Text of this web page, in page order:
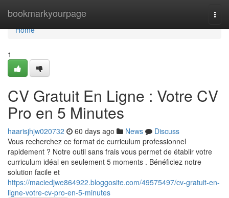
bookmarkyourpage
Home
Home
1
CV Gratuit En Ligne : Votre CV
Pro en 5 Minutes
haarisjhjw020732 60 days ago News
Discuss
Vous recherchez ce format de curriculum professionnel
rapidement ? Notre outil sans frais vous permet de établir votre
curriculum idéal en seulement 5 moments . Bénéficiez notre
solution facile et
https://maciedjwe864922.bloggosite.com/49575497/cv-gratuit-en-
ligne-votre-cv-pro-en-5-minutes